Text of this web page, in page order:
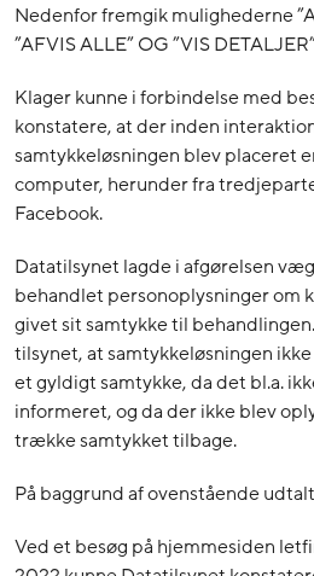
Nedenfor fremgik mulighederne
”AFVIS ALLE” OG ”VIS
Klager kunne i forbindelse med
konstatere, at der inden
samtykkeløsningen blev placeret
computer, herunder fra
Facebook.
Datatilsynet lagde i afgørelsen
behandlet personoplysninger om
givet sit samtykke til
tilsynet, at samtykkeløsningen
et gyldigt samtykke, da det bl.a.
informeret, og da der ikke blev
trække samtykket tilbage.
På baggrund af ovenstående
Ved et besøg på hjemmesiden